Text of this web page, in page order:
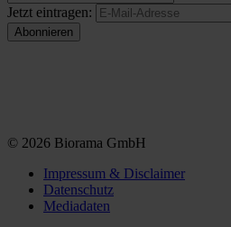
Jetzt eintragen:
© 2026 Biorama GmbH
Impressum & Disclaimer
Datenschutz
Mediadaten